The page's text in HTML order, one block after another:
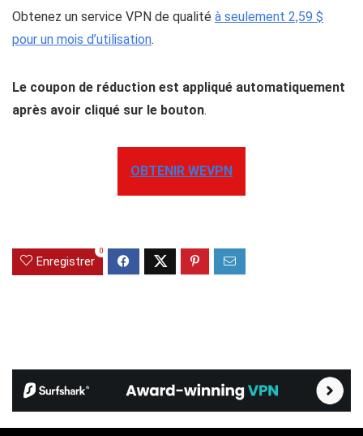
Obtenez un service VPN de qualité à seulement 2,59 $
pour un mois d’utilisation.
Le coupon de réduction est appliqué automatiquement
après avoir cliqué sur le bouton.
OBTENIR WEVPN
Enregistrer
0